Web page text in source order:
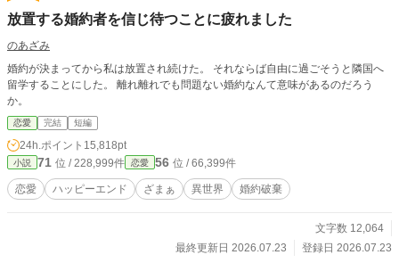
放置する婚約者を信じ待つことに疲れました
のあざみ
婚約が決まってから私は放置され続けた。 それならば自由に過ごそうと隣国へ
留学することにした。 離れ離れでも問題ない婚約なんて意味があるのだろう
か。
恋愛 完結 短編
24h.ポイント 15,818pt
小説 71 位 / 228,999件 恋愛 56 位 / 66,399件
恋愛 ハッピーエンド ざまぁ 異世界 婚約破棄
文字数 12,064
最終更新日 2026.07.23
登録日 2026.07.23